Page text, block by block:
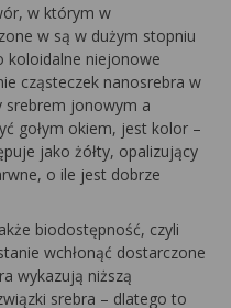
w którym w
w są w dużym stopniu
koloidalne niejonowe
cząsteczek nanosrebra w
srebrem jonowym a
gołym okiem, jest kolor –
jako żółty, opalizujący
o ile jest dobrze
biodostępność, czyli
wchłonąć dostarczone
wykazują niższą
srebra – dlatego to